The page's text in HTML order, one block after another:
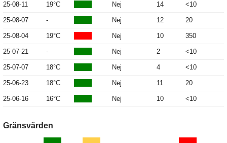
25-08-11 19°C Nej 14 <10
25-08-07 - Nej 12 20
25-08-04 19°C Nej 10 350
25-07-21 - Nej 2 <10
25-07-07 18°C Nej 4 <10
25-06-23 18°C Nej 11 20
25-06-16 16°C Nej 10 <10
Gränsvärden